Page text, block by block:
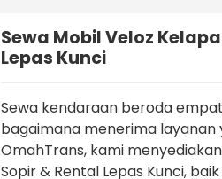
Sewa Mobil Veloz
Lepas Kunci
Sewa kendaraan beroda
bagaimana menerima layanan
OmahTrans, kami
Sopir & Rental Lepas Kunci,